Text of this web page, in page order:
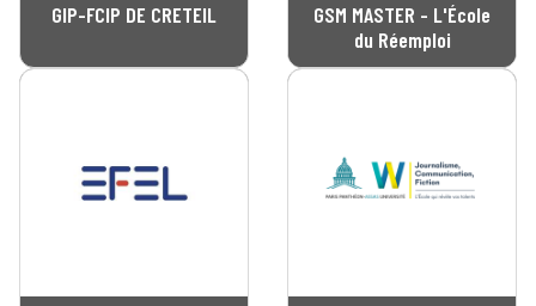
GIP-FCIP DE CRETEIL
GSM MASTER - L'École
du Réemploi